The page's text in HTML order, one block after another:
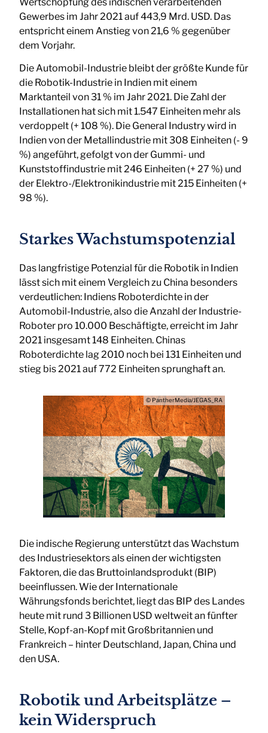
Gewerbes im Jahr 2021 auf 443,9 Mrd. USD. Das
entspricht einem Anstieg von 21,6 % gegenüber
dem Vorjahr.
Die Automobil-Industrie bleibt der größte Kunde für
die Robotik-Industrie in Indien mit einem
Marktanteil von 31 % im Jahr 2021. Die Zahl der
Installationen hat sich mit 1.547 Einheiten mehr als
verdoppelt (+ 108 %). Die General Industry wird in
Indien von der Metallindustrie mit 308 Einheiten (- 9
%) angeführt, gefolgt von der Gummi- und
Kunststoffindustrie mit 246 Einheiten (+ 27 %) und
der Elektro-/Elektronikindustrie mit 215 Einheiten (+
98 %).
Starkes Wachstumspotenzial
Das langfristige Potenzial für die Robotik in Indien
lässt sich mit einem Vergleich zu China besonders
verdeutlichen: Indiens Roboterdichte in der
Automobil-Industrie, also die Anzahl der Industrie-
Roboter pro 10.000 Beschäftigte, erreicht im Jahr
2021 insgesamt 148 Einheiten. Chinas
Roboterdichte lag 2010 noch bei 131 Einheiten und
stieg bis 2021 auf 772 Einheiten sprunghaft an.
© PantherMedia/JEGAS_RA
Die indische Regierung unterstützt das Wachstum
des Industriesektors als einen der wichtigsten
Faktoren, die das Bruttoinlandsprodukt (BIP)
beeinflussen. Wie der Internationale
Währungsfonds berichtet, liegt das BIP des Landes
heute mit rund 3 Billionen USD weltweit an fünfter
Stelle, Kopf-an-Kopf mit Großbritannien und
Frankreich – hinter Deutschland, Japan, China und
den USA.
Robotik und Arbeitsplätze –
kein Widerspruch